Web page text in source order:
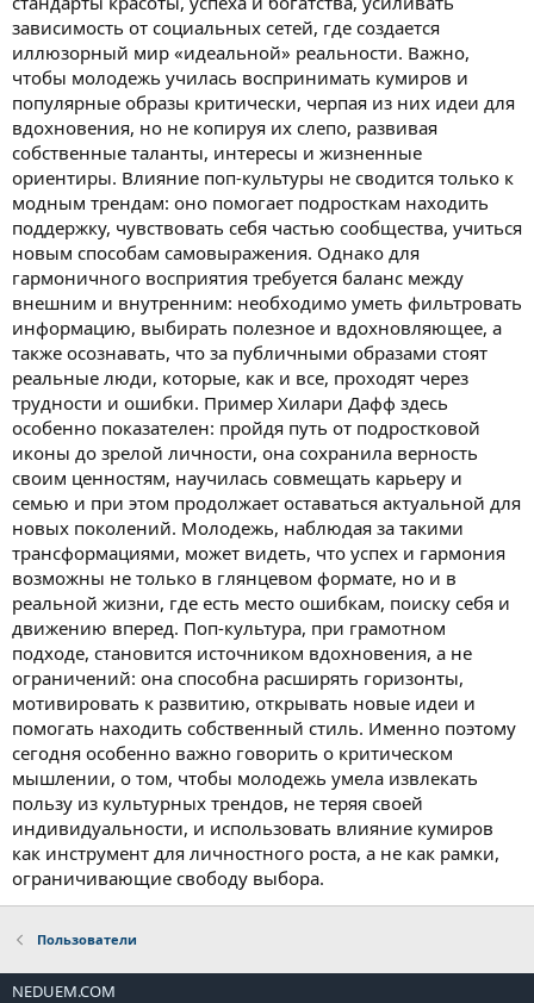
зависимость от социальных сетей, где создается
иллюзорный мир «идеальной» реальности. Важно,
чтобы молодежь училась воспринимать кумиров и
популярные образы критически, черпая из них идеи для
вдохновения, но не копируя их слепо, развивая
собственные таланты, интересы и жизненные
ориентиры. Влияние поп-культуры не сводится только к
модным трендам: оно помогает подросткам находить
поддержку, чувствовать себя частью сообщества, учиться
новым способам самовыражения. Однако для
гармоничного восприятия требуется баланс между
внешним и внутренним: необходимо уметь фильтровать
информацию, выбирать полезное и вдохновляющее, а
также осознавать, что за публичными образами стоят
реальные люди, которые, как и все, проходят через
трудности и ошибки. Пример Хилари Дафф здесь
особенно показателен: пройдя путь от подростковой
иконы до зрелой личности, она сохранила верность
своим ценностям, научилась совмещать карьеру и
семью и при этом продолжает оставаться актуальной для
новых поколений. Молодежь, наблюдая за такими
трансформациями, может видеть, что успех и гармония
возможны не только в глянцевом формате, но и в
реальной жизни, где есть место ошибкам, поиску себя и
движению вперед. Поп-культура, при грамотном
подходе, становится источником вдохновения, а не
ограничений: она способна расширять горизонты,
мотивировать к развитию, открывать новые идеи и
помогать находить собственный стиль. Именно поэтому
сегодня особенно важно говорить о критическом
мышлении, о том, чтобы молодежь умела извлекать
пользу из культурных трендов, не теряя своей
индивидуальности, и использовать влияние кумиров
как инструмент для личностного роста, а не как рамки,
ограничивающие свободу выбора.
Пользователи
NEDUEM.COM